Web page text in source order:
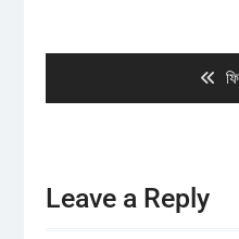
Leave a Reply